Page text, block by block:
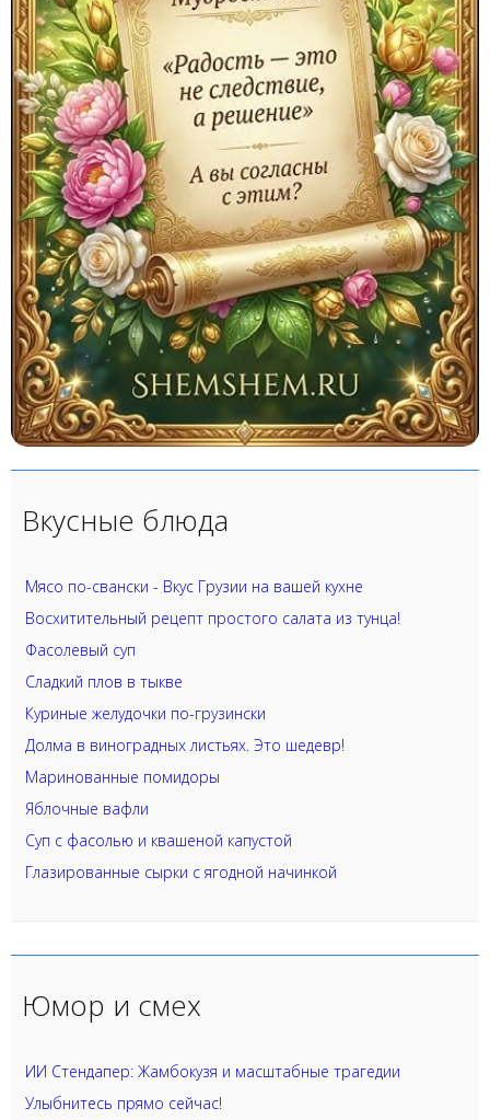
Вкусные блюда
Мясо по-свански - Вкус Грузии на вашей кухне
Восхитительный рецепт простого салата из тунца!
Фасолевый суп
Сладкий плов в тыкве
Куриные желудочки по-грузински
Долма в виноградных листьях. Это шедевр!
Маринованные помидоры
Яблочные вафли
Суп с фасолью и квашеной капустой
Глазированные сырки с ягодной начинкой
Юмор и смех
ИИ Стендапер: Жамбокузя и масштабные трагедии
Улыбнитесь прямо сейчас!